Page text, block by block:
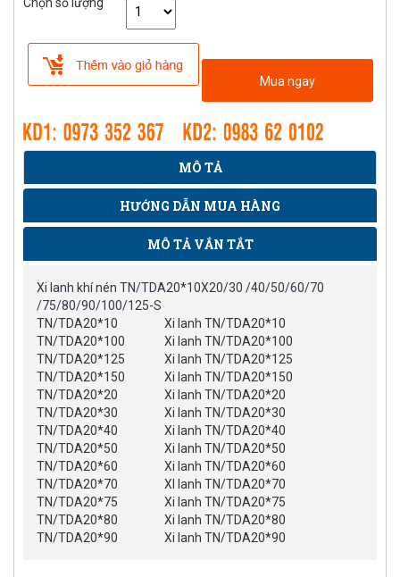
Chọn số lượng
Mua ngay
MÔ TẢ
HƯỚNG DẪN MUA HÀNG
MÔ TẢ VẮN TẮT
Xi lanh khí nén TN/TDA20*10X20/30 /40/50/60/70
/75/80/90/100/125-S
TN/TDA20*10
Xi lanh TN/TDA20*10
TN/TDA20*100
Xi lanh TN/TDA20*100
TN/TDA20*125
Xi lanh TN/TDA20*125
TN/TDA20*150
Xi lanh TN/TDA20*150
TN/TDA20*20
Xi lanh TN/TDA20*20
TN/TDA20*30
Xi lanh TN/TDA20*30
TN/TDA20*40
Xi lanh TN/TDA20*40
TN/TDA20*50
Xi lanh TN/TDA20*50
TN/TDA20*60
Xi lanh TN/TDA20*60
TN/TDA20*70
XI lanh TN/TDA20*70
TN/TDA20*75
Xi lanh TN/TDA20*75
TN/TDA20*80
Xi lanh TN/TDA20*80
TN/TDA20*90
Xi lanh TN/TDA20*90